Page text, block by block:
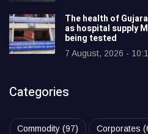
The health of
as hospital supply
being tested
7 August, 2026 -
Categories
Commodity (97) Corporates